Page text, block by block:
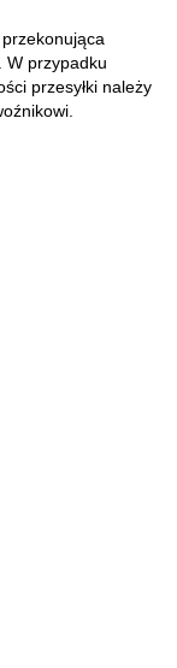
W przypadku
przesyłki należy